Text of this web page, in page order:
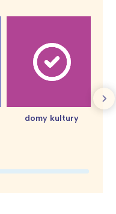
domy kultury